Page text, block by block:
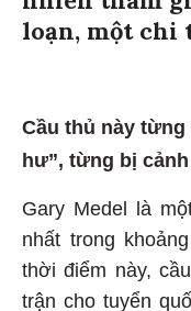
loạn, một chi
Cầu thủ này
hư”, từng bị cảnh
Gary Medel là
nhất trong
thời điểm này,
trận cho tuyển